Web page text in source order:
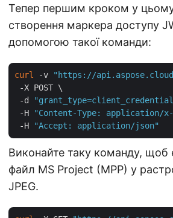
Тепер першим кроком у цьому
створення маркера доступу
допомогою такої команди:
curl -v "https://
-X POST \
-d
-H
"Content-Type: application/x-
-H
"Accept: application/json"
Виконайте таку команду, щоб
файл MS Project (MPP) у
JPEG.